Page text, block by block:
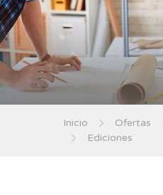
Inicio Ofertas
Ediciones